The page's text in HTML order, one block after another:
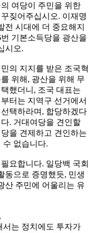
여당이 주민을 위한
짖어주십시오. 이재명
전 시대에 더 중요해지
기본소득당을 광산을
시오.
의 지지를 받은 조국혁
위해, 광산을 위해 무
했더니, 조국 대표는
터는 지역구 선거에서
택하라며, 합당하겠다
. 거대여당을 견인할
을 견제하고 견인하는
수 없습니다.
요합니다. 일당백 국회
동으로 증명했듯, 민생
산 주민에 어울리는 유
서는 정치에도 투자가